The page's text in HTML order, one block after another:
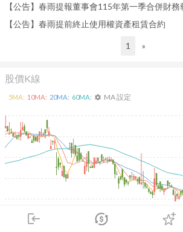
login
市場
【公告】春雨提報董事會115年第一季合併財務
【公告】春雨提前終止使用權資產租賃合約
1 »
股價K線
2026/02/10 2026/04/10 2026/05/28
5MA: 10MA: 20MA: 60MA: settings MA 設定